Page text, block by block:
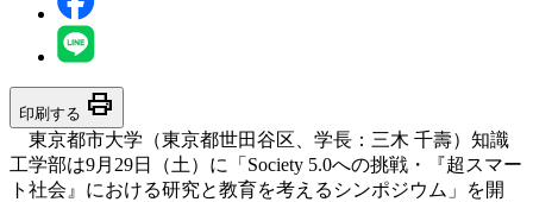
印刷する print
東京都市大学（東京都世田谷区、学長：三木 千壽）知識
工学部は9月29日（土）に「Society 5.0への挑戦・『超スマー
ト社会』における研究と教育を考えるシンポジウム」を開